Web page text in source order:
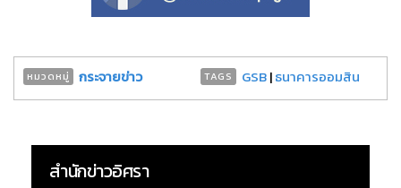
หมวดหมู่ กระจายข่าว TAGS GSB|ธนาคารออมสิน
สำนักข่าวอิศรา